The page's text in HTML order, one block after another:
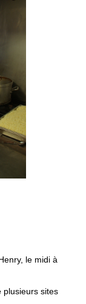
le midi à
plusieurs sites